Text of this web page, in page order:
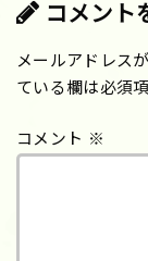
コメント
メールアドレス
ている欄は必須
コメント ※